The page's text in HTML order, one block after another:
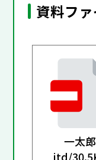
資料フ
一太郎
jtd/